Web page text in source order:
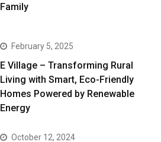
Family
February 5, 2025
E Village – Transforming Rural
Living with Smart, Eco-Friendly
Homes Powered by Renewable
Energy
October 12, 2024